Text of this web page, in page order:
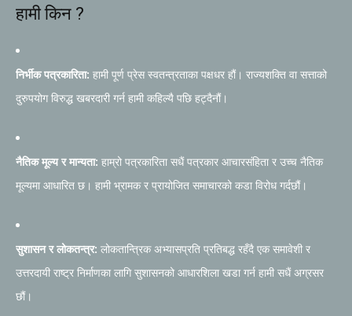
हामी किन ?
निर्भीक पत्रकारिता: हामी पूर्ण प्रेस स्वतन्त्रताका पक्षधर हौं। राज्यशक्ति वा सत्ताको
दुरुपयोग विरुद्ध खबरदारी गर्न हामी कहिल्यै पछि हट्दैनौं।
नैतिक मूल्य र मान्यता: हाम्रो पत्रकारिता सधैं पत्रकार आचारसंहिता र उच्च नैतिक
मूल्यमा आधारित छ। हामी भ्रामक र प्रायोजित समाचारको कडा विरोध गर्दछौं।
सुशासन र लोकतन्त्र: लोकतान्त्रिक अभ्यासप्रति प्रतिबद्ध रहँदै एक समावेशी र
उत्तरदायी राष्ट्र निर्माणका लागि सुशासनको आधारशिला खडा गर्न हामी सधैं अग्रसर
छौं।